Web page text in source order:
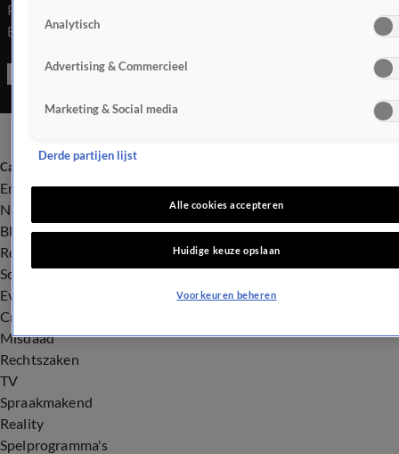
Puck (6) wereldberoemd na brutaal debuut met Nederlands
Elftal
Categorieën
Entertainment
Nieuws
BN'ers
Royalty
Songfestival
Evenementen
Crime
Misdaad
Rechtszaken
TV
Spraakmakend
Reality
Spelprogramma's
Analytisch
Advertising & Commercieel
Marketing & Social media
Derde partijen lijst
Alle cookies accepteren
Huidige keuze opslaan
Voorkeuren beheren